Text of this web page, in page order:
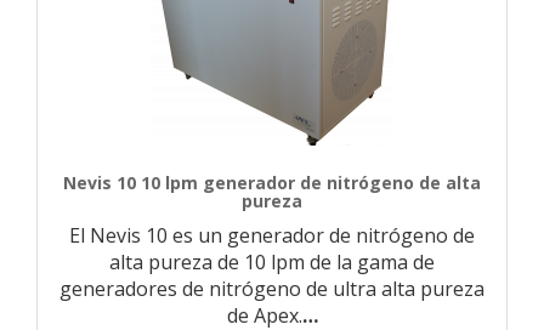
Nevis 10 10 lpm generador de nitrógeno de alta
pureza
El Nevis 10 es un generador de nitrógeno de
alta pureza de 10 lpm de la gama de
generadores de nitrógeno de ultra alta pureza
de Apex.…